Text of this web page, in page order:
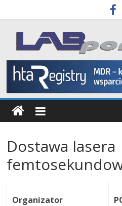
to
content
Labportal
Laboratoria
Aparatura
Badania
Dostawa lasera
Organizator